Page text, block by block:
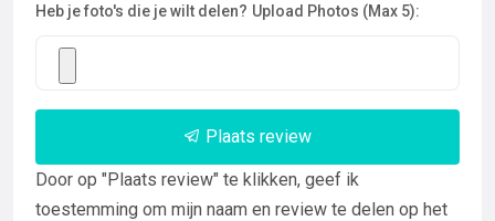
Heb je foto's die je wilt delen? Upload Photos (Max 5):
Plaats review
Door op "Plaats review" te klikken, geef ik
toestemming om mijn naam en review te delen op het